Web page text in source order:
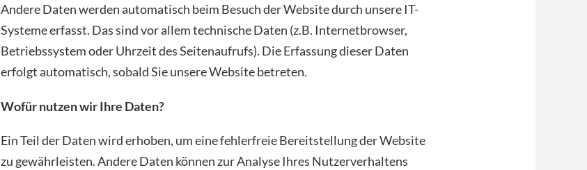
Andere Daten werden automatisch beim Besuch der Website durch unsere IT-
Systeme erfasst. Das sind vor allem technische Daten (z.B. Internetbrowser,
Betriebssystem oder Uhrzeit des Seitenaufrufs). Die Erfassung dieser Daten
erfolgt automatisch, sobald Sie unsere Website betreten.
Wofür nutzen wir Ihre Daten?
Ein Teil der Daten wird erhoben, um eine fehlerfreie Bereitstellung der Website
zu gewährleisten. Andere Daten können zur Analyse Ihres Nutzerverhaltens